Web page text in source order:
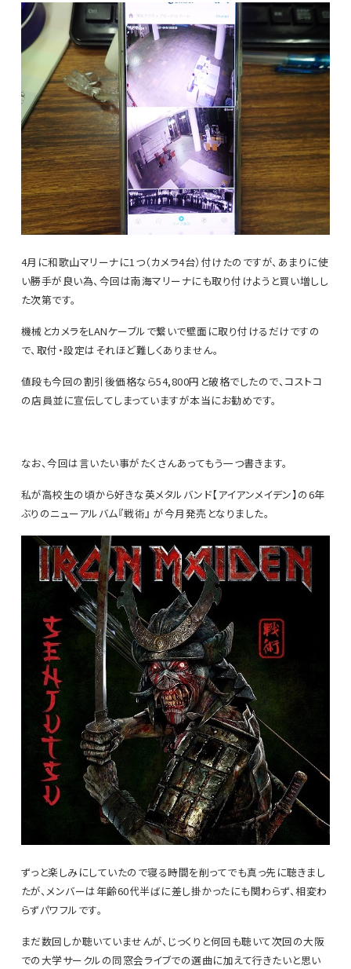
4月に和歌山マリーナに1つ（カメラ4台）付けたのですが、あまりに使
い勝手が良い為、今回は南海マリーナにも取り付けようと買い増しし
た次第です。
機械とカメラをLANケーブルで繋いで壁面に取り付けるだけですの
で、取付・設定はそれほど難しくありません。
値段も今回の割引後価格なら54,800円と破格でしたので、コストコ
の店員並に宣伝してしまっていますが本当にお勧めです。
なお、今回は言いたい事がたくさんあってもう一つ書きます。
私が高校生の頃から好きな英メタルバンド【アイアンメイデン】の6年
ぶりのニューアルバム『戦術』 が今月発売となりました。
ずっと楽しみにしていたので寝る時間を削ってでも真っ先に聴きまし
たが、メンバーは年齢60代半ばに差し掛かったにも関わらず、相変わ
らずパワフルです。
まだ数回しか聴いていませんが、じっくりと何回も聴いて次回の大阪
での大学サークルの同窓会ライブでの選曲に加えて行きたいと思い